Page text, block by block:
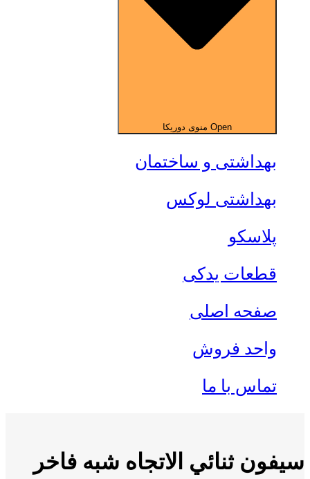
Open منوی دوریکا
بهداشتی و ساختمان
بهداشتی لوکس
پلاسکو
قطعات یدکی
صفحه اصلی
واحد فروش
تماس با ما
سيفون ثنائي الاتجاه شبه فاخر